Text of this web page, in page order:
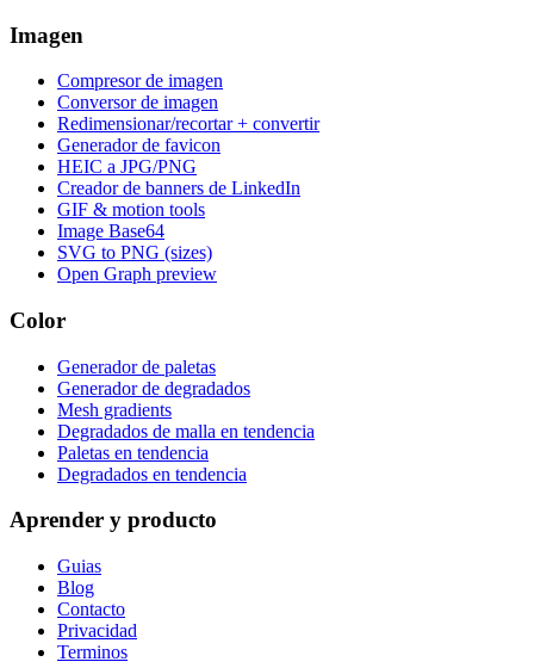
Imagen
Compresor de imagen
Conversor de imagen
Redimensionar/recortar + convertir
Generador de favicon
HEIC a JPG/PNG
Creador de banners de LinkedIn
GIF & motion tools
Image Base64
SVG to PNG (sizes)
Open Graph preview
Color
Generador de paletas
Generador de degradados
Mesh gradients
Degradados de malla en tendencia
Paletas en tendencia
Degradados en tendencia
Aprender y producto
Guias
Blog
Contacto
Privacidad
Terminos